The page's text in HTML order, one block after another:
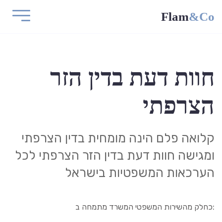
Flam&Co
חוות דעת בדין הזר
הצרפתי
קלואה פלם הינה מומחית בדין הצרפתי
ומגישה חוות דעת בדין הזר הצרפתי לכל
הערכאות המשפטיות בישראל
:כחלק מהשירות המשפטי המשרד מתמחה ב